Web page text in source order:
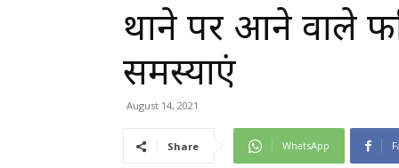
थाने पर आने वाले
समस्याएं
August 14, 2021
Share WhatsApp